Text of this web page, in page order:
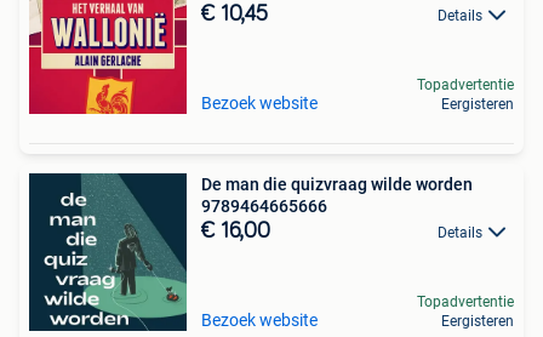
€ 10,45 Details
Bezoek website
Topadvertentie
Eergisteren
De man die quizvraag wilde worden
9789464665666
€ 16,00 Details
Bezoek website
Topadvertentie
Eergisteren